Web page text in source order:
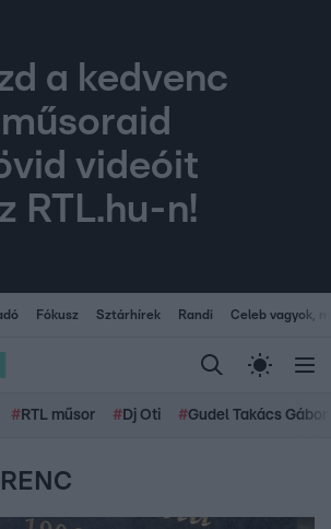
a kedvenc
műsoraid
videóit
RTL.hu-n!
Fókusz Sztárhírek Randi Celeb vagyok,
# RTL műsor # Dj Oti #Gudel Takács Gábor